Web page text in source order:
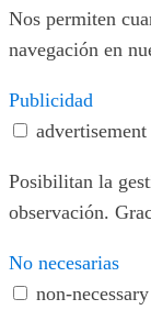
Nos permiten
navegación en
Publicidad
advertisement
Posibilitan la
observación.
No necesarias
non-necessary